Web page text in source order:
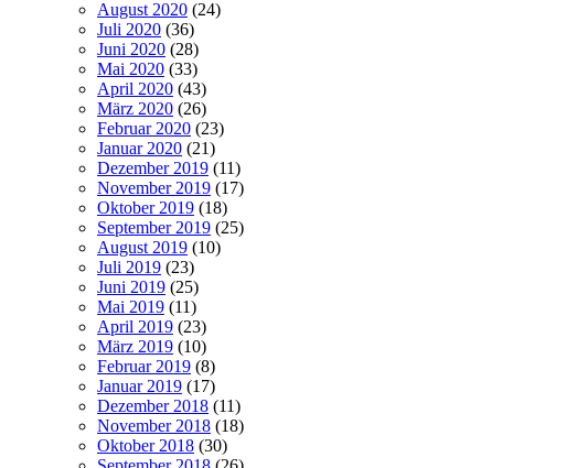
August 2020 (24)
Juli 2020 (36)
Juni 2020 (28)
Mai 2020 (33)
April 2020 (43)
März 2020 (26)
Februar 2020 (23)
Januar 2020 (21)
Dezember 2019 (11)
November 2019 (17)
Oktober 2019 (18)
September 2019 (25)
August 2019 (10)
Juli 2019 (23)
Juni 2019 (25)
Mai 2019 (11)
April 2019 (23)
März 2019 (10)
Februar 2019 (8)
Januar 2019 (17)
Dezember 2018 (11)
November 2018 (18)
Oktober 2018 (30)